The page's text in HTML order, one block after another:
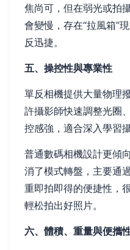
焦尚可，但在弱光或拍
會變慢，存在“拉風箱”
反迅捷。
五、操控性與專業性
單反相機提供大量物理
許攝影師快速調整光圈
控感強，適合深入學習
普通數碼相機設計更傾
消了模式轉盤，主要通
重即拍即得的便捷性，
輕松拍出好照片。
六、體積、重量與便攜